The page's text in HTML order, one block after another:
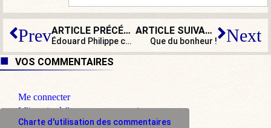
Prev ARTICLE PRÉCÉDENT
Édouard Philippe conserve sa confiance à Guillaume Pepy… Et vous ?
ARTICLE SUIVANT
Que du bonheur ! Next
VOS COMMENTAIRES
Me connecter
M'inscrire à l'espace commentaire
Charte d'utilisation des commentaires